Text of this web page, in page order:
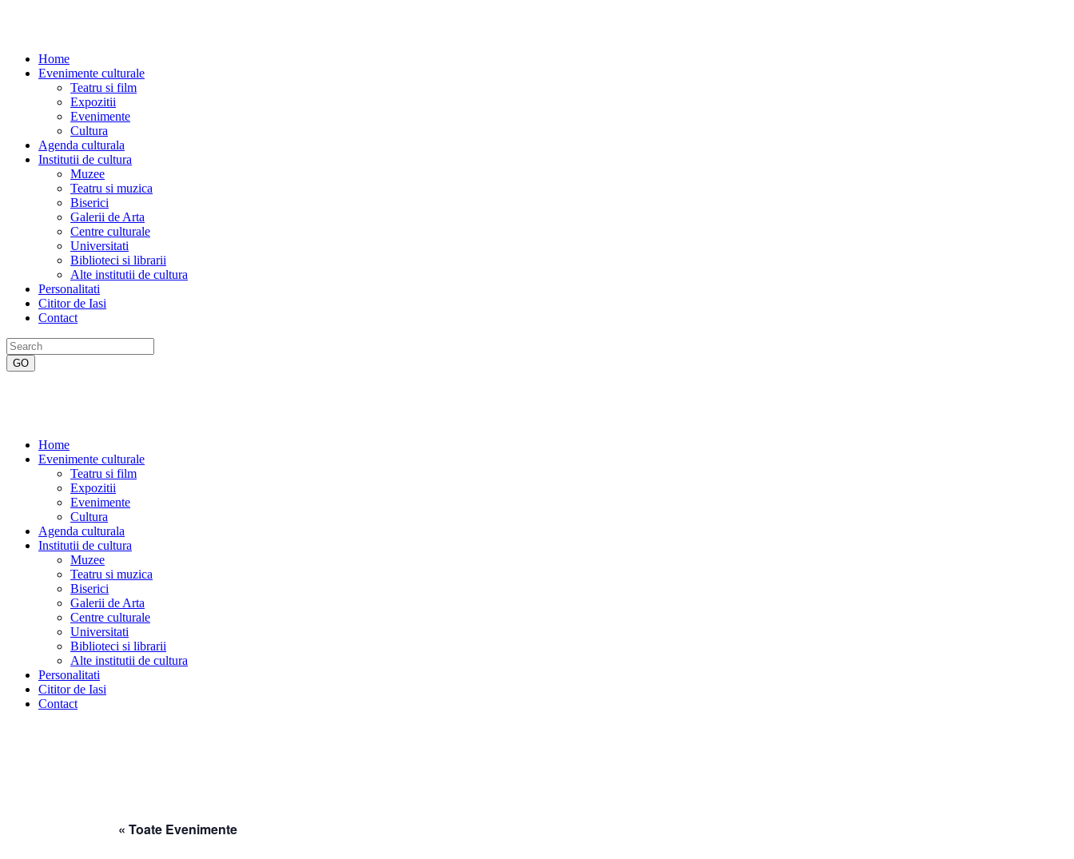
Home
Evenimente culturale
Teatru si film
Expozitii
Evenimente
Cultura
Agenda culturala
Institutii de cultura
Muzee
Teatru si muzica
Biserici
Galerii de Arta
Centre culturale
Universitati
Biblioteci si librarii
Alte institutii de cultura
Personalitati
Cititor de Iasi
Contact
Home
Evenimente culturale
Teatru si film
Expozitii
Evenimente
Cultura
Agenda culturala
Institutii de cultura
Muzee
Teatru si muzica
Biserici
Galerii de Arta
Centre culturale
Universitati
Biblioteci si librarii
Alte institutii de cultura
Personalitati
Cititor de Iasi
Contact
« Toate Evenimente